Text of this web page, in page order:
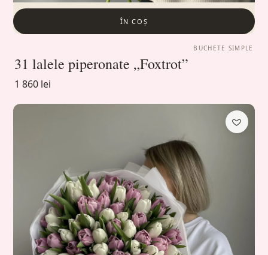
ÎN COȘ
BUCHETE SIMPLE
31 lalele piperonate „Foxtrot”
1 860 lei